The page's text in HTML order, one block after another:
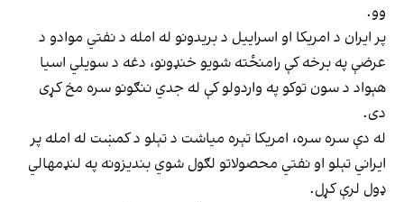
وو.
پر ایران د امریکا او اسراییل د بریدونو له امله د نفتي موادو د
عرضې په برخه کې رامنځته شویو خنډونو، دغه د سویلي اسیا
هېواد د سون توکو په واردولو کې له جدي ننګونو سره مخ کړی
دی.
له دې سره سره، امریکا تېره میاشت د تېلو د کمښت له امله پر
ایراني تېلو او نفتي محصولاتو لګول شوي بندیزونه په لنډمهالي
ډول لرې کړل.